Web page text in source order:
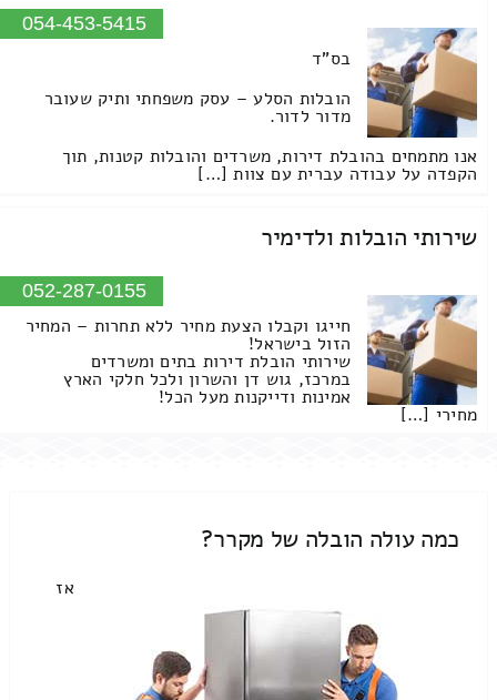
054-453-5415
בס"ד
הובלות הסלע – עסק משפחתי ותיק שעובר
מדור לדור.
אנו מתמחים בהובלת דירות, משרדים והובלות קטנות, תוך
הקפדה על עבודה עברית עם צוות […]
שירותי הובלות ולדימיר
052-287-0155
חייגו וקבלו הצעת מחיר ללא תחרות – המחיר
הזול בישראל!
שירותי הובלת דירות בתים ומשרדים
במרכז, גוש דן והשרון ולכל חלקי הארץ
אמינות ודייקנות מעל הכל!
מחירי […]
כמה עולה הובלה של מקרר?
אז